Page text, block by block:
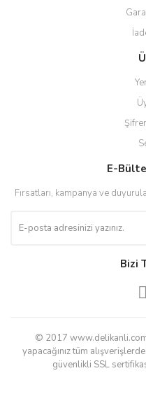
E-
Fırsatları, kampanya ve
Bizi
© 2017
yapacağınız tüm
güvenlikli SSL